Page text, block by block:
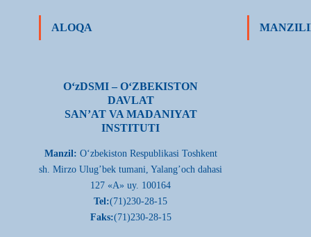
ALOQA
О‘zDSMI – О‘ZBEKISTON
DAVLAT
SAN’AT VA MADANIYAT
INSTITUTI
Manzil: О‘zbekiston Respublikasi Toshkent
sh. Mirzo Ulug’bek tumani, Yalang’och dahasi
127 «A» uy. 100164
Tel:(71)230-28-15
Faks:(71)230-28-15